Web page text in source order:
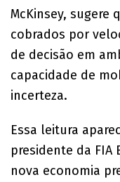
McKinsey, sugere
cobrados por
de decisão em
capacidade de
incerteza.
Essa leitura
presidente da FIA
nova economia